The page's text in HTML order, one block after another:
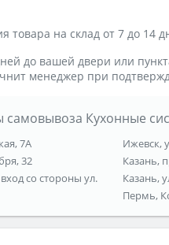
товара на склад от 7 до 14
до вашей двери или
менеджер при
Кухонные
7А
32
со стороны ул.
Ижевск,
Казань,
Казань,
Пермь,